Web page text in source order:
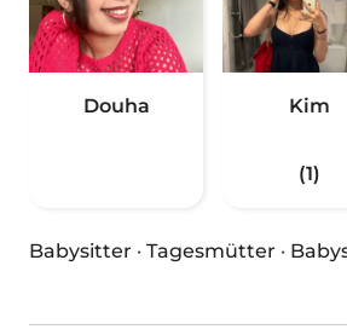
Douha Kim
(1)
Babysitter · Tagesmütter ·